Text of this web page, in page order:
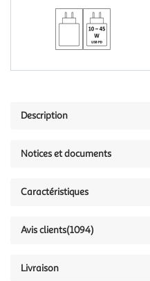
Description
Notices et documents
Caractéristiques
Avis clients(1094)
Livraison